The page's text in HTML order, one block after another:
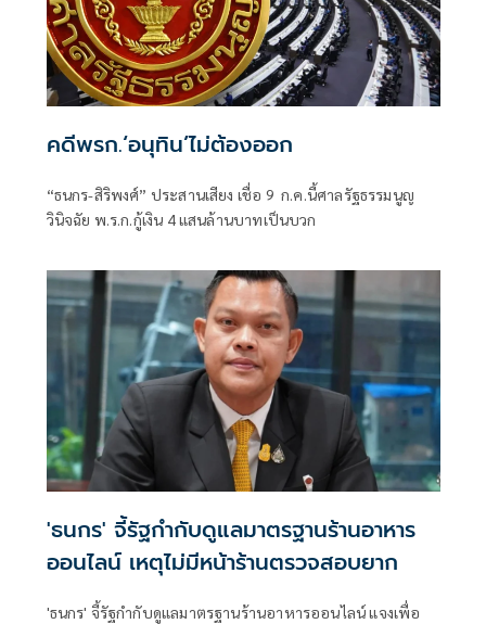
คดีพรก.‘อนุทิน’ไม่ต้องออก
“ธนกร-สิริพงศ์” ประสานเสียง เชื่อ 9 ก.ค.นี้ศาลรัฐธรรมนูญ
วินิจฉัย พ.ร.ก.กู้เงิน 4 แสนล้านบาทเป็นบวก
'ธนกร' จี้รัฐกำกับดูแลมาตรฐานร้านอาหาร
ออนไลน์ เหตุไม่มีหน้าร้านตรวจสอบยาก
'ธนกร' จี้รัฐกำกับดูแลมาตรฐานร้านอาหารออนไลน์ แจงเพื่อ